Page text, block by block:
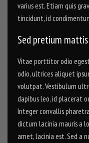
varius est. Etiam quis
tincidunt, id
Sed pretium
Vitae porttitor odio
odio, ultrices aliquet
volutpat. Vestibulum
dapibus leo, id placerat
Integer convallis
dictum lacinia mauris a
amet, lacinia est. Sed a